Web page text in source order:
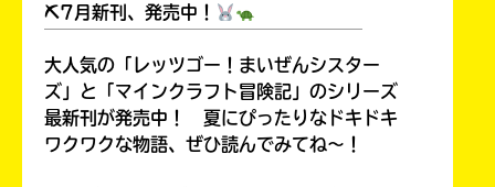
Loading...
⛏7月新刊、発売中！
大人気の「レッツゴー！まいぜんシスター
ズ」と「マインクラフト冒険記」のシリーズ
最新刊が発売中！ 夏にぴったりなドキドキ
ワクワクな物語、ぜひ読んでみてね～！